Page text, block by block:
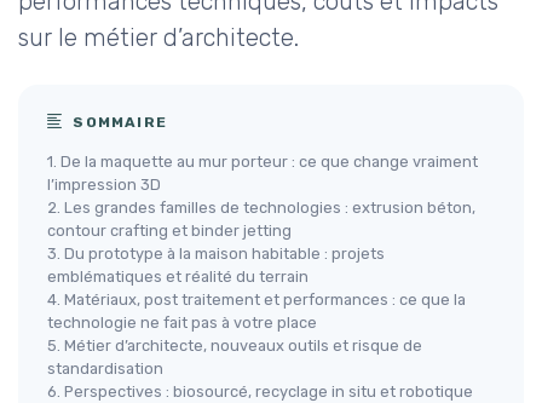
sur le métier d’architecte.
SOMMAIRE
1. De la maquette au mur porteur : ce que change vraiment
l’impression 3D
2. Les grandes familles de technologies : extrusion béton,
contour crafting et binder jetting
3. Du prototype à la maison habitable : projets
emblématiques et réalité du terrain
4. Matériaux, post traitement et performances : ce que la
technologie ne fait pas à votre place
5. Métier d’architecte, nouveaux outils et risque de
standardisation
6. Perspectives : biosourcé, recyclage in situ et robotique